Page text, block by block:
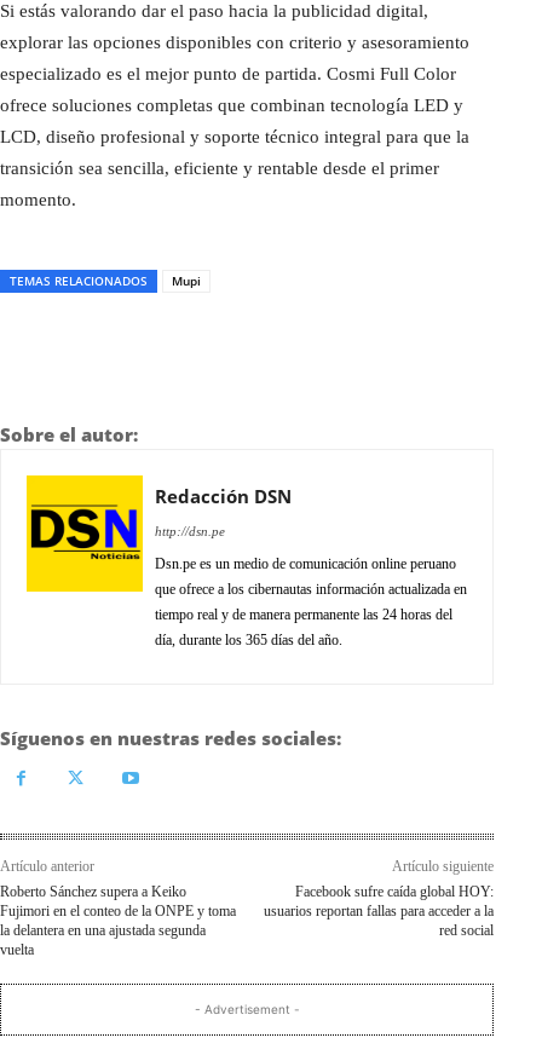
Si estás valorando dar el paso hacia la publicidad digital,
explorar las opciones disponibles con criterio y asesoramiento
especializado es el mejor punto de partida. Cosmi Full Color
ofrece soluciones completas que combinan tecnología LED y
LCD, diseño profesional y soporte técnico integral para que la
transición sea sencilla, eficiente y rentable desde el primer
momento.
TEMAS RELACIONADOS Mupi
Sobre el autor:
Redacción DSN
http://dsn.pe
Dsn.pe es un medio de comunicación online peruano
que ofrece a los cibernautas información actualizada en
tiempo real y de manera permanente las 24 horas del
día, durante los 365 días del año.
Síguenos en nuestras redes sociales:
Artículo anterior
Roberto Sánchez supera a Keiko
Fujimori en el conteo de la ONPE y toma
la delantera en una ajustada segunda
vuelta
Artículo siguiente
Facebook sufre caída global HOY:
usuarios reportan fallas para acceder a la
red social
- Advertisement -